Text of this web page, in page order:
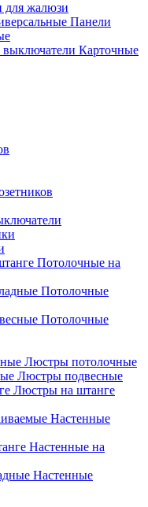
для жалюзи
Панели
Карточные
Потолочные на
Потолочные
Потолочные
Люстры потолочные
Люстры подвесные
Люстры на штанге
Настенные
Настенные на
Настенные